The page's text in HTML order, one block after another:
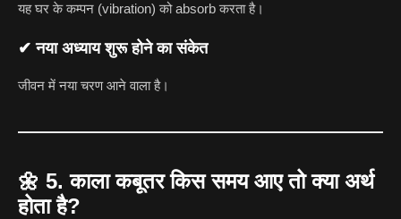
यह घर के कम्पन (vibration) को absorb करता है।
✔ नया अध्याय शुरू होने का संकेत
जीवन में नया चरण आने वाला है।
🌼 5. काला कबूतर किस समय आए तो क्या अर्थ
होता है?